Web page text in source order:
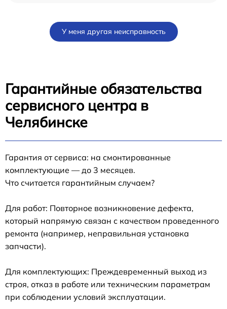
У меня другая неисправность
Гарантийные обязательства
сервисного центра в
Челябинске
Гарантия от сервиса: на смонтированные
комплектующие — до 3 месяцев.
Что считается гарантийным случаем?
Для работ: Повторное возникновение дефекта,
который напрямую связан с качеством проведенного
ремонта (например, неправильная установка
запчасти).
Для комплектующих: Преждевременный выход из
строя, отказ в работе или техническим параметрам
при соблюдении условий эксплуатации.